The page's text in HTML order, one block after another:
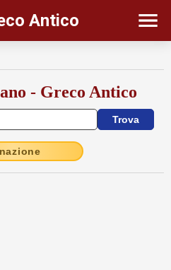
Antico
- Greco Antico